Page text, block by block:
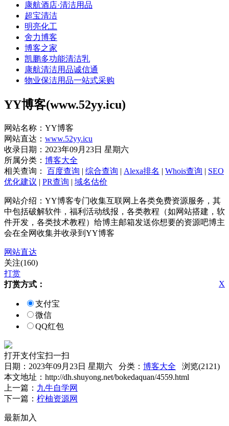
康航酒店·清洁用品
超宝清洁
明亮化工
舍力博客
博客之家
凯鹏多功能清洁乳
康航清洁用品诚信通
物业保洁用品一站式采购
YY博客(www.52yy.icu)
网站名称：YY博客
网站直达： www.52yy.icu
收录日期：2023年09月23日 星期六
所属分类： 博客大全
相关查询： 百度查询 | 综合查询 | Alexa排名 | Whois查询 | SEO
优化建议 | PR查询 | 域名估价
网站介绍：YY博客专门收集互联网上各类免费资源服务，其
中包括破解软件，福利活动线报，各类教程（如网站搭建，软
件开发，各类技术教程）给博主邮箱发送你想要的资源吧博主
会在全网收集并收录到YY博客
网站直达
关注(160)
打赏
X
打赏方式：
支付宝
微信
QQ红包
打开支付宝扫一扫
日期：2023年09月23日 星期六 分类： 博客大全 浏览(2121)
本文地址：http://dh.shuyong.net/bokedaquan/4559.html
上一篇： 九牛自学网
下一篇： 柠柚资源网
最新加入